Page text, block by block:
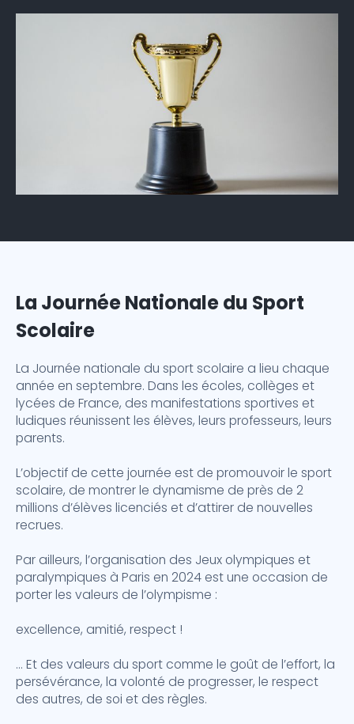
La Journée Nationale du Sport
La Journée nationale du sport scolaire a lieu chaque
année en septembre. Dans les écoles, collèges et
lycées de France, des manifestations sportives et
ludiques réunissent les élèves, leurs professeurs, leurs
parents.
L’objectif de cette journée est de promouvoir le sport
scolaire, de montrer le dynamisme de près de 2
millions d’élèves licenciés et d’attirer de nouvelles
recrues.
Par ailleurs, l’organisation des Jeux olympiques et
paralympiques à Paris en 2024 est une occasion de
porter les valeurs de l’olympisme :
excellence, amitié, respect !
… Et des valeurs du sport comme le goût de l’effort, la
persévérance, la volonté de progresser, le respect
des autres, de soi et des règles.